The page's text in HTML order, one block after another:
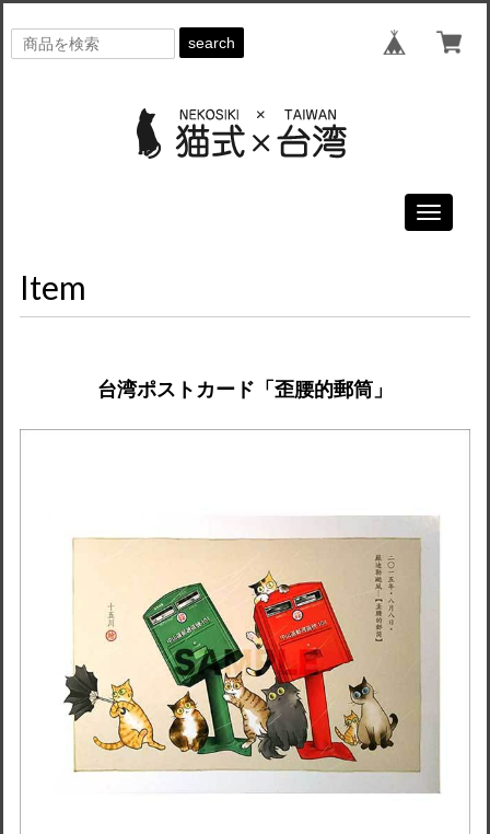
search
Toggle
Item
台湾ポストカード「歪腰的郵筒」